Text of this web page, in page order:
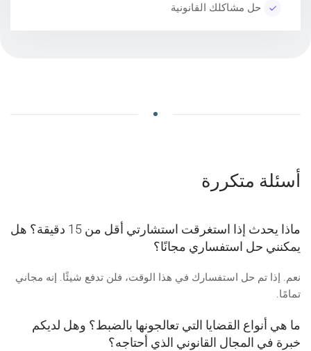
حل مشاكلك القانونية
أسئلة متكررة
ماذا يحدث إذا استغرقت استشارتي أقل من 15 دقيقة؟ هل
يمكنني حل استفساري مجانًا؟
نعم. إذا تم حل استفسارك في هذا الوقت، فلن تدفع شيئًا. إنه مجاني
تمامًا.
ما هي أنواع القضايا التي تعالجونها بالضبط؟ وهل لديكم
خبرة في المجال القانوني الذي أحتاجه؟